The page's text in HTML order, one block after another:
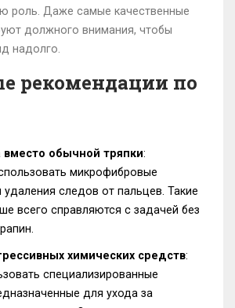
роль. Даже самые качественные
должного внимания, чтобы
надолго.
рекомендации по
обычной тряпки:
микрофибровые
следов от пальцев. Такие
всего справляются с задачей без
химических средств:
специализированные
для ухода за